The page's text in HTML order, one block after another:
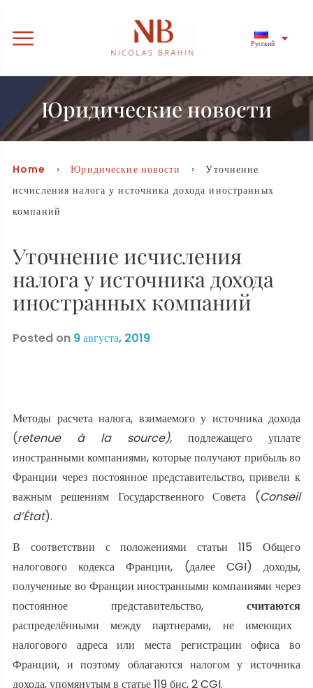
Русский
Юридические новости
Home ›Юридические новости
› Уточнение
исчисления налога у источника дохода иностранных
компаний
Уточнение исчисления
налога у источника дохода
иностранных компаний
Posted on 9 августа, 2019
Методы расчета налога, взимаемого у источника дохода
(retenue à la source), подлежащего уплате
иностранными компаниями, которые получают прибыль во
Франции через постоянное представительство, привели к
важным решениям Государственного Совета (Conseil
d’État).
В соответствии с положениями статьи 115 Общего
налогового кодекса Франции, (далее CGI) доходы,
полученные во Франции иностранными компаниями через
постоянное представительство, считаются
распределёнными между партнерами, не имеющих
налогового адреса или места регистрации офиса во
Франции, и поэтому облагаются налогом у источника
дохода, упомянутым в статье 119 бис, 2 CGI.